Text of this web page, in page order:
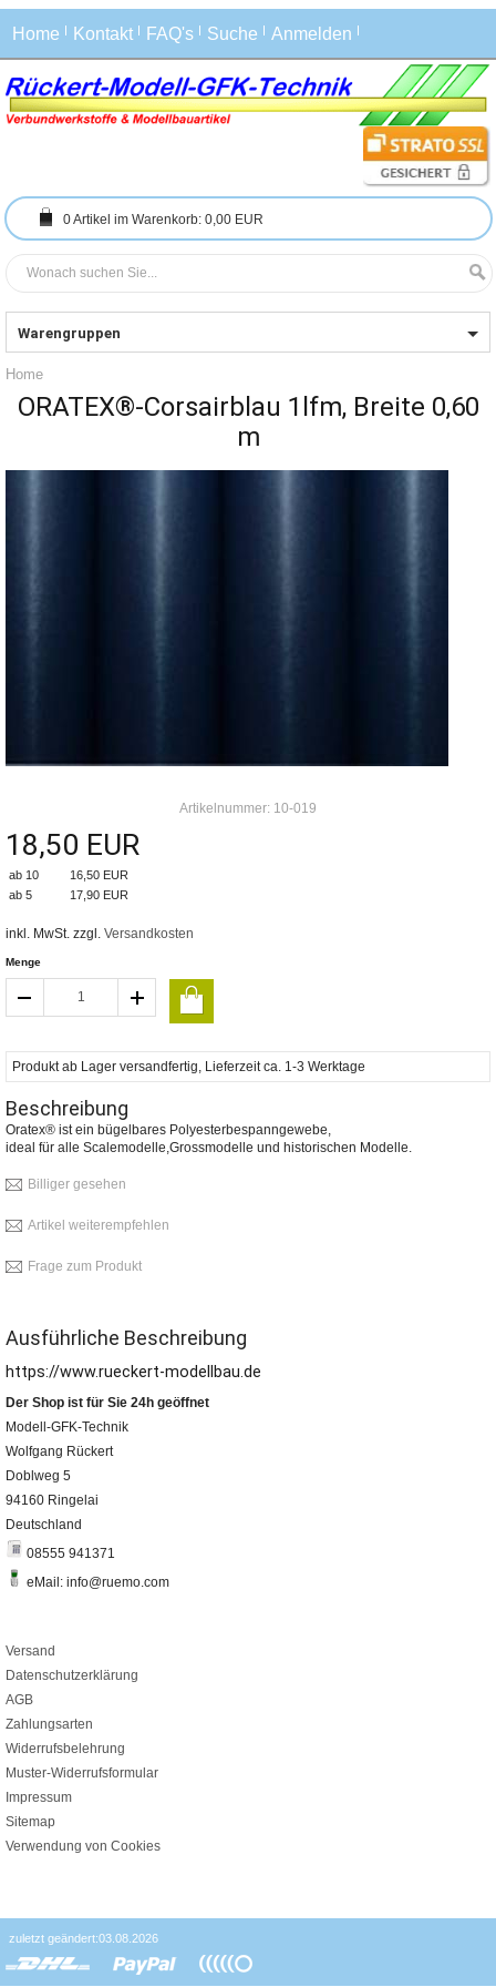
Home Kontakt FAQ's Suche Anmelden
0Artikel im Warenkorb: 0,00 EUR
Warengruppen
Home
ORATEX®-Corsairblau 1lfm, Breite 0,60
m
Artikelnummer: 10-019
18,50 EUR
ab 10
16,50 EUR
ab 5
17,90 EUR
inkl. MwSt. zzgl. Versandkosten
Menge
Produkt ab Lager versandfertig, Lieferzeit ca. 1-3 Werktage
Beschreibung
Oratex® ist ein bügelbares Polyesterbespanngewebe,
ideal für alle Scalemodelle,Grossmodelle und historischen Modelle.
Billiger gesehen
Artikel weiterempfehlen
Frage zum Produkt
Ausführliche Beschreibung
https://www.rueckert-modellbau.de
Der Shop ist für Sie 24h geöffnet
Modell-GFK-Technik
Wolfgang Rückert
Doblweg 5
94160 Ringelai
Deutschland
08555 941371
eMail: info@ruemo.com
Versand
Datenschutzerklärung
AGB
Zahlungsarten
Widerrufsbelehrung
Muster-Widerrufsformular
Impressum
Sitemap
Verwendung von Cookies
zuletzt geändert:03.08.2026